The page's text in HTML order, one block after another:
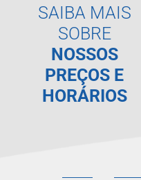
SAIBA MAIS
SOBRE
NOSSOS
PREÇOS E
HORÁRIOS